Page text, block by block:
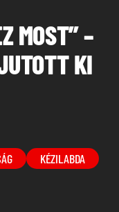
MOST” –
KI
KÉZILABDA